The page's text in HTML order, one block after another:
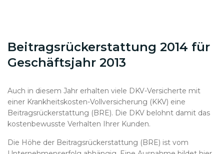
Beitragsrückerstattung 2014 für
Geschäftsjahr 2013
Auch in diesem Jahr erhalten viele DKV-Versicherte mit
einer Krankheitskosten-Vollversicherung (KKV) eine
Beitragsrückerstattung (BRE). Die DKV belohnt damit das
kostenbewusste Verhalten Ihrer Kunden.
Die Höhe der Beitragsrückerstattung (BRE) ist vom